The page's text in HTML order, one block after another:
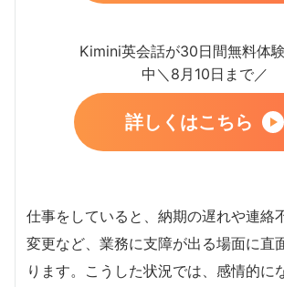
Kimini英会話が30日間無料体
中＼8月10日まで／
詳しくはこちら
仕事をしていると、納期の遅れや連絡
変更など、業務に支障が出る場面に直
ります。こうした状況では、感情的に